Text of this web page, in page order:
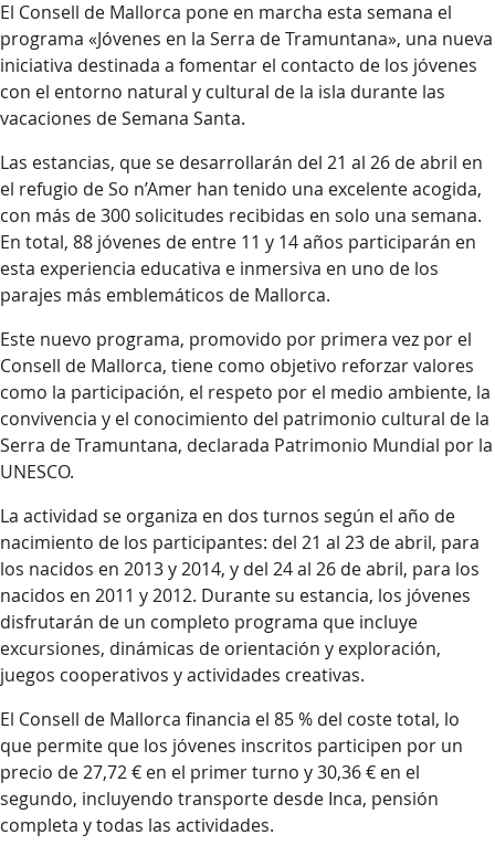
El Consell de Mallorca pone en marcha esta semana el
programa «Jóvenes en la Serra de Tramuntana», una nueva
iniciativa destinada a fomentar el contacto de los jóvenes
con el entorno natural y cultural de la isla durante las
vacaciones de Semana Santa.
Las estancias, que se desarrollarán del 21 al 26 de abril en
el refugio de So n’Amer han tenido una excelente acogida,
con más de 300 solicitudes recibidas en solo una semana.
En total, 88 jóvenes de entre 11 y 14 años participarán en
esta experiencia educativa e inmersiva en uno de los
parajes más emblemáticos de Mallorca.
Este nuevo programa, promovido por primera vez por el
Consell de Mallorca, tiene como objetivo reforzar valores
como la participación, el respeto por el medio ambiente, la
convivencia y el conocimiento del patrimonio cultural de la
Serra de Tramuntana, declarada Patrimonio Mundial por la
UNESCO.
La actividad se organiza en dos turnos según el año de
nacimiento de los participantes: del 21 al 23 de abril, para
los nacidos en 2013 y 2014, y del 24 al 26 de abril, para los
nacidos en 2011 y 2012. Durante su estancia, los jóvenes
disfrutarán de un completo programa que incluye
excursiones, dinámicas de orientación y exploración,
juegos cooperativos y actividades creativas.
El Consell de Mallorca financia el 85 % del coste total, lo
que permite que los jóvenes inscritos participen por un
precio de 27,72 € en el primer turno y 30,36 € en el
segundo, incluyendo transporte desde Inca, pensión
completa y todas las actividades.